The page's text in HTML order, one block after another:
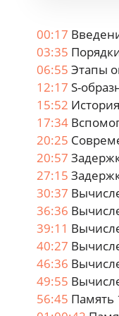
00:17
03:35
06:55 Этапы
12:17 S-
15:52
17:34
20:25
20:57
27:15
30:37
36:36
39:11
40:27
46:36
49:55
56:45 Память